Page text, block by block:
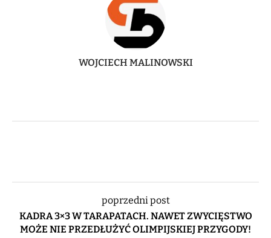
WOJCIECH MALINOWSKI
poprzedni post
KADRA 3×3 W TARAPATACH. NAWET ZWYCIĘSTWO
MOŻE NIE PRZEDŁUŻYĆ OLIMPIJSKIEJ PRZYGODY!